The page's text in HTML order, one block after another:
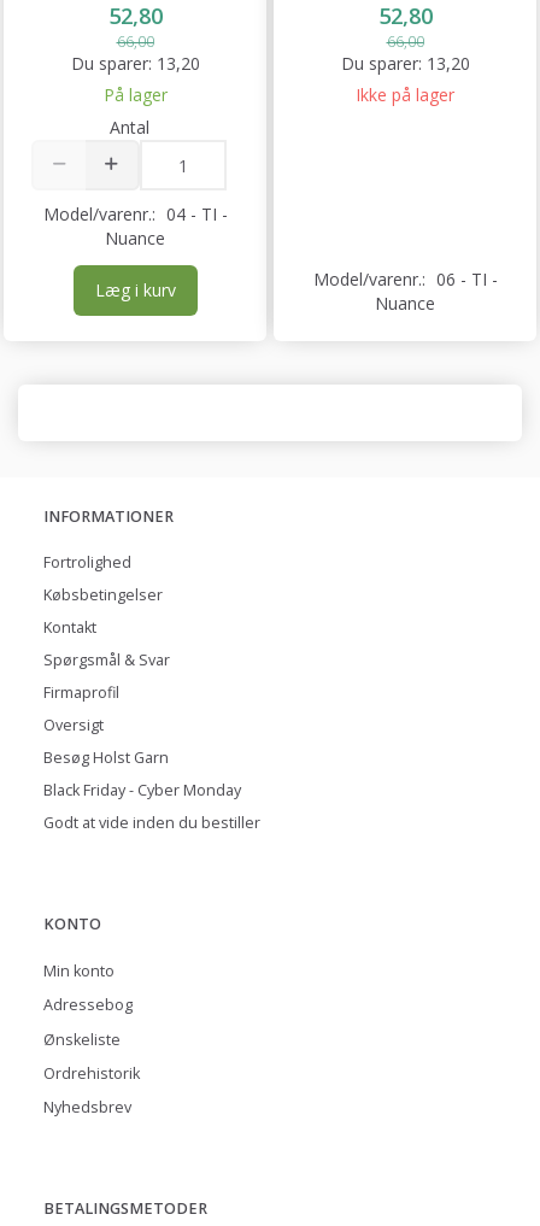
52,80
66,00
Du sparer: 13,20
På lager
Antal
Model/varenr.: 04 - TI -
Nuance
Læg i kurv
52,80
66,00
Du sparer: 13,20
Ikke på lager
Model/varenr.: 06 - TI -
Nuance
INFORMATIONER
Fortrolighed
Købsbetingelser
Kontakt
Spørgsmål & Svar
Firmaprofil
Oversigt
Besøg Holst Garn
Black Friday - Cyber Monday
Godt at vide inden du bestiller
KONTO
Min konto
Adressebog
Ønskeliste
Ordrehistorik
Nyhedsbrev
BETALINGSMETODER